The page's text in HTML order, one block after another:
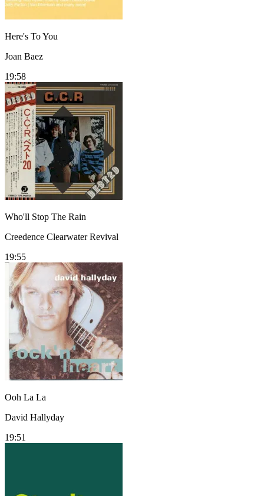
Here's To You
Joan Baez
19:58
Who'll Stop The Rain
Creedence Clearwater Revival
19:55
Ooh La La
David Hallyday
19:51